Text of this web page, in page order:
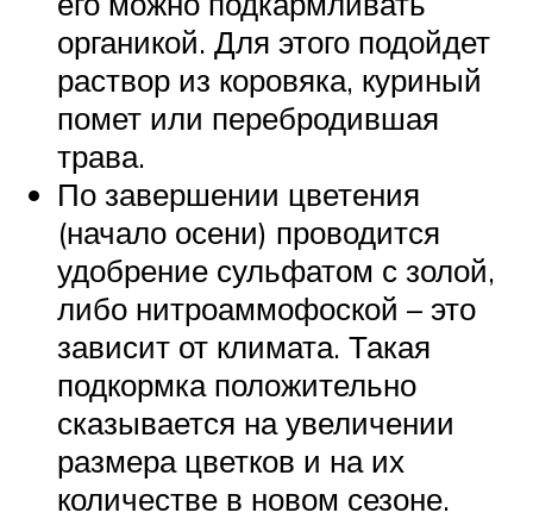
органикой. Для этого подойдет
раствор из коровяка, куриный
помет или перебродившая
трава.
По завершении цветения
(начало осени) проводится
удобрение сульфатом с золой,
либо нитроаммофоской – это
зависит от климата. Такая
подкормка положительно
сказывается на увеличении
размера цветков и на их
количестве в новом сезоне.